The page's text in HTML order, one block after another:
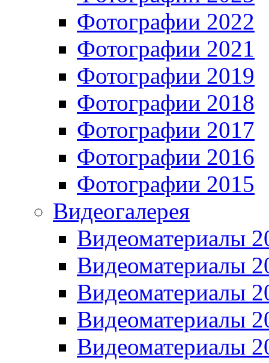
Фотографии 2022
Фотографии 2021
Фотографии 2019
Фотографии 2018
Фотографии 2017
Фотографии 2016
Фотографии 2015
Видеогалерея
Видеоматериалы
Видеоматериалы
Видеоматериалы
Видеоматериалы
Видеоматериалы